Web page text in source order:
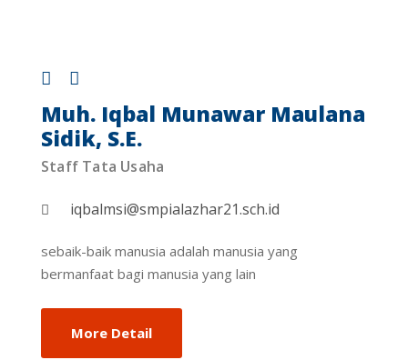
Muh. Iqbal Munawar Maulana
Sidik, S.E.
Staff Tata Usaha
iqbalmsi@smpialazhar21.sch.id
sebaik-baik manusia adalah manusia yang
bermanfaat bagi manusia yang lain
More Detail